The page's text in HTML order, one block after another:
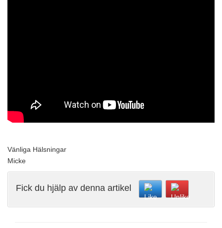
Vänliga Hälsningar
Micke
Fick du hjälp av denna artikel